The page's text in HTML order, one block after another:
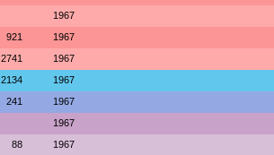
1967
921 1967
2741 1967
2134 1967
241 1967
1967
88 1967